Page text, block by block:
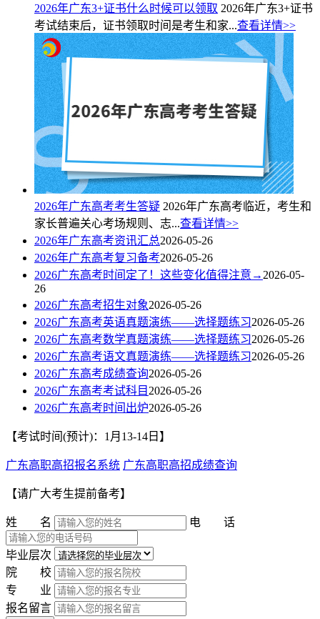
2026年广东3+证书什么时候可以领取 2026年广东3+证书
考试结束后，证书领取时间是考生和家...查看详情>>
2026年广东高考考生答疑 2026年广东高考临近，考生和
家长普遍关心考场规则、志...查看详情>>
2026年广东高考资讯汇总2026-05-26
2026年广东高考复习备考2026-05-26
2026广东高考时间定了！这些变化值得注意→ 2026-05-
26
2026广东高考招生对象2026-05-26
2026广东高考英语真题演练——选择题练习2026-05-26
2026广东高考数学真题演练——选择题练习2026-05-26
2026广东高考语文真题演练——选择题练习2026-05-26
2026广东高考成绩查询2026-05-26
2026广东高考考试科目 2026-05-26
2026广东高考时间出炉2026-05-26
【考试时间(预计)：1月13-14日】
广东高职高招报名系统 广东高职高招成绩查询
【请广大考生提前备考】
姓 名 电 话
毕业层次
院 校
专 业
报名留言